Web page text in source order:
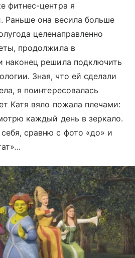
фитнес-центра я
Раньше она весила больше
целенаправленно
продолжила в
наконец решила подключить
Зная, что ей сделали
я поинтересовалась
Катя вяло пожала плечами:
каждый день в зеркало.
сравню с фото «до» и